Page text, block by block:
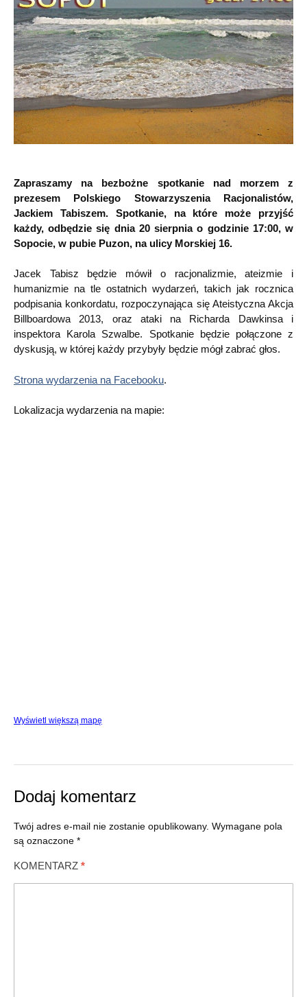
Zapraszamy na bezbożne spotkanie nad morzem z
prezesem Polskiego Stowarzyszenia Racjonalistów,
Jackiem Tabiszem. Spotkanie, na które może przyjść
każdy, odbędzie się dnia 20 sierpnia o godzinie 17:00, w
Sopocie, w pubie Puzon, na ulicy Morskiej 16.
Jacek Tabisz będzie mówił o racjonalizmie, ateizmie i
humanizmie na tle ostatnich wydarzeń, takich jak rocznica
podpisania konkordatu, rozpoczynająca się Ateistyczna Akcja
Billboardowa 2013, oraz ataki na Richarda Dawkinsa i
inspektora Karola Szwalbe. Spotkanie będzie połączone z
dyskusją, w której każdy przybyły będzie mógł zabrać głos.
Strona wydarzenia na Facebooku.
Lokalizacja wydarzenia na mapie:
Wyświetl większą mapę
Dodaj komentarz
Twój adres e-mail nie zostanie opublikowany. Wymagane pola
są oznaczone *
KOMENTARZ *